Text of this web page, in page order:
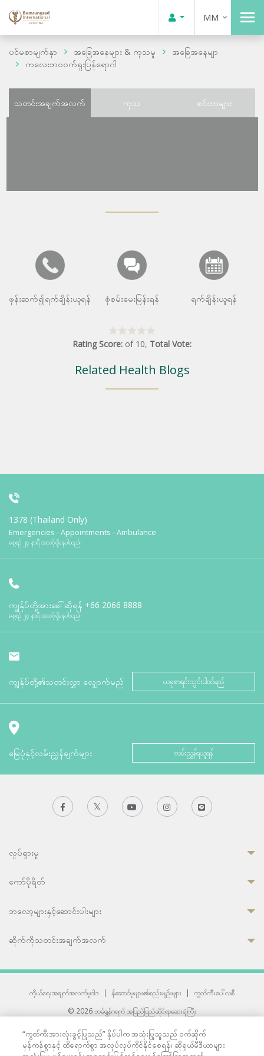
MM
ပင်မစာမျက်နှာ အခြေအနေများ & ကုသမှု
အခြေအနေမျာ
ကလေးဘဝဝက်ရူးပြန်ရောဂါ
သတင်းအချက်အလက် ကုသ စင်တာများ
ဖုန်းဆက်၍ရက်ချိန်းယူရန် စုံစမ်းမေးမြန်းရန် ရက်ချိန်းယူရန်
Rating Score: of 10, Total Vote:
Related Health Blogs
1378 (Thailand Only)
Emergencies - Appointments - Ambulance
နေ့စဉ် ၂၄ နာရီ အသင့်ရှိနေပါသည်။
ကျွန်ုပ်တို့အားခေါ်ဆိုရန် +66 2066 8888
နေ့စဉ် ၂၄ နာရီ အသင့်ရှိနေပါသည်။
ကျွန်ုပ်တို့၏သတင်းလွှာ လျှောက်မည် ယခုစာရင်းသွင်းပါဝင်မည်
မြေပုံနှင့်လမ်းညွှန်ချက်များ လမ်းညွှန်ရယူရန်
လှုပ်ရှားမှု
ကော်ပိုရိတ်
ဘလော့များနှင့်ဆောင်းပါးများ
ဆိုက်ကိုသတင်းအချက်အလက်
ကိုယ်ရေးအချက်အလက်မူဝါဒ | န်ဆောင်မှုများ၏စည်းမျဉ်းများ |
ကွတ်ကီးပေါ်လစီ
© 2026 ဘမ်ရွန်ဂရက် အပြည်ပြည်ဆိုင်ရာဆေးရုံကြီး
33 Sukhumvit 3, Wattana, Bangkok 10110 Thailand.
All rights reserved.
“ကွတ်ကီးအားလုံးခွင့်ပြုသည်” နှိပ်ပါက အသုံးပြုသူသည် ဝက်ဆိုက်
မှန်ကန်စွာနှင့် ထိရောက်စွာ အလုပ်လုပ်ကိုင်နိုင်စေရန်၊ ဆိုရှယ်မီဒီယာများ